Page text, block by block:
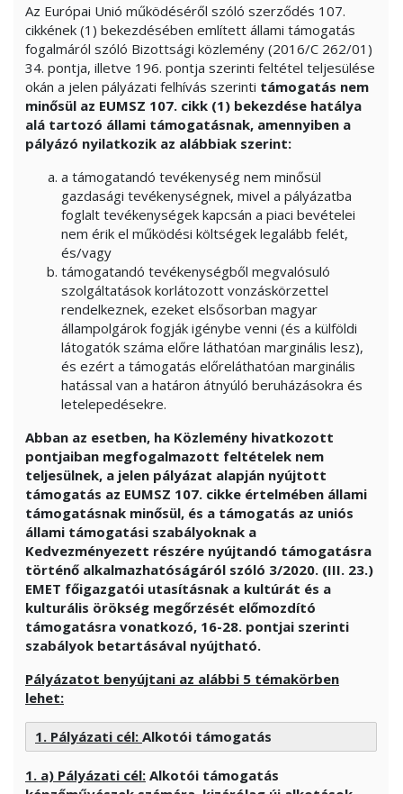
Az Európai Unió működéséről szóló szerződés 107.
cikkének (1) bekezdésében említett állami támogatás
fogalmáról szóló Bizottsági közlemény (2016/C 262/01)
34. pontja, illetve 196. pontja szerinti feltétel teljesülése
okán a jelen pályázati felhívás szerinti támogatás nem
minősül az EUMSZ 107. cikk (1) bekezdése hatálya
alá tartozó állami támogatásnak, amennyiben a
pályázó nyilatkozik az alábbiak szerint:
a támogatandó tevékenység nem minősül
gazdasági tevékenységnek, mivel a pályázatba
foglalt tevékenységek kapcsán a piaci bevételei
nem érik el működési költségek legalább felét,
és/vagy
támogatandó tevékenységből megvalósuló
szolgáltatások korlátozott vonzáskörzettel
rendelkeznek, ezeket elsősorban magyar
állampolgárok fogják igénybe venni (és a külföldi
látogatók száma előre láthatóan marginális lesz),
és ezért a támogatás előreláthatóan marginális
hatással van a határon átnyúló beruházásokra és
letelepedésekre.
Abban az esetben, ha Közlemény hivatkozott
pontjaiban megfogalmazott feltételek nem
teljesülnek, a jelen pályázat alapján nyújtott
támogatás az EUMSZ 107. cikke értelmében állami
támogatásnak minősül, és a támogatás az uniós
állami támogatási szabályoknak a
Kedvezményezett részére nyújtandó támogatásra
történő alkalmazhatóságáról szóló 3/2020. (III. 23.)
EMET főigazgatói utasításnak a kultúrát és a
kulturális örökség megőrzését előmozdító
támogatásra vonatkozó, 16-28. pontjai szerinti
szabályok betartásával nyújtható.
Pályázatot benyújtani az alábbi 5 témakörben
lehet:
1. Pályázati cél: Alkotói támogatás
1. a) Pályázati cél: Alkotói támogatás